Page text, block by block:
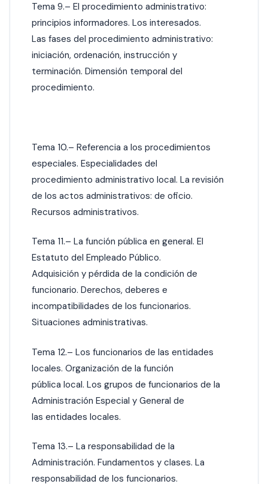
Tema 9.– El procedimiento administrativo:
principios informadores. Los interesados.
Las fases del procedimiento administrativo:
iniciación, ordenación, instrucción y
terminación. Dimensión temporal del
procedimiento.
Tema 10.– Referencia a los procedimientos
especiales. Especialidades del
procedimiento administrativo local. La revisión
de los actos administrativos: de oficio.
Recursos administrativos.
Tema 11.– La función pública en general. El
Estatuto del Empleado Público.
Adquisición y pérdida de la condición de
funcionario. Derechos, deberes e
incompatibilidades de los funcionarios.
Situaciones administrativas.
Tema 12.– Los funcionarios de las entidades
locales. Organización de la función
pública local. Los grupos de funcionarios de la
Administración Especial y General de
las entidades locales.
Tema 13.– La responsabilidad de la
Administración. Fundamentos y clases. La
responsabilidad de los funcionarios.